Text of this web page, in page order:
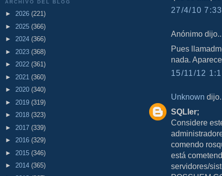
ARCHIVO DEL BLOG
► 2026 (221)
► 2025 (366)
► 2024 (366)
► 2023 (368)
► 2022 (361)
► 2021 (360)
► 2020 (340)
► 2019 (319)
► 2018 (323)
► 2017 (339)
► 2016 (329)
► 2015 (346)
► 2014 (365)
27/4/10
Anónimo
Pues
nada.
15/11/12
Unknown
SQLIer;
Considere
comendo
está
servidores/